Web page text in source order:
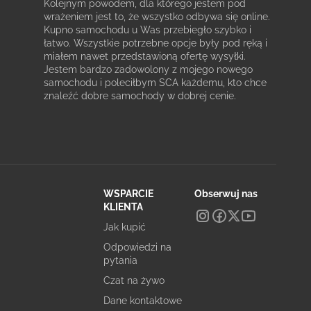
Kolejnym powodem, dla którego jestem pod
wrażeniem jest to, że wszystko odbywa się online.
Kupno samochodu u Was przebiegło szybko i
łatwo. Wszystkie potrzebne opcje były pod ręką i
miałem nawet przedstawioną ofertę wysyłki.
Jestem bardzo zadowolony z mojego nowego
samochodu i poleciłbym SCA każdemu, kto chce
znaleźć dobre samochody w dobrej cenie.
WSPARCIE
KLIENTA
Jak kupić
Odpowiedzi na
pytania
Czat na żywo
Dane kontaktowe
Obserwuj nas